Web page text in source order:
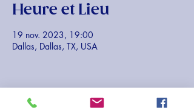
Heure et Lieu
19 nov. 2023, 19:00
Dallas, Dallas, TX, USA